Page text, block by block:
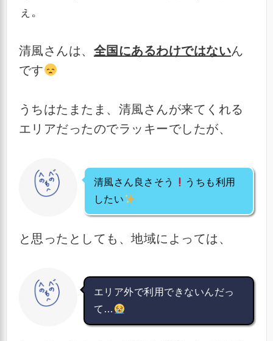
ぇ。
清風さんは、 全国にあるわけではないん
です
うちはたまたま、清風さんが来てくれる
エリアだったのでラッキーでしたが、
清風さん良さそう
うちも利用
したい
と思ったとしても、地域によっては、
エリア外で利用できないんだっ
て…